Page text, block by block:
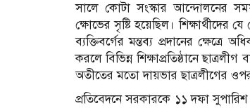
সালে কোটা সংস্কার আন্দোলনের
ক্ষোভের সৃষ্টি হয়েছিল।
ব্যক্তিবর্গের মন্তব্য প্রদানের
করলে বিভিন্ন শিক্ষাপ্রতিষ্ঠানে
অতীতের মতো দায়ভার ছাত্রলীগের
প্রতিবেদনে সরকারকে ১১ দফা সুপারিশ